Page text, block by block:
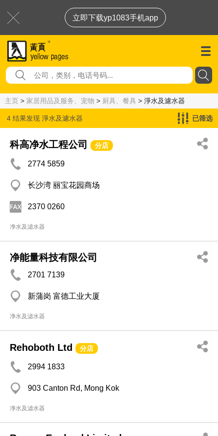
立即下载yp1083手机app
主页 > 家居用品及服务、宠物 > 厨具、餐具 > 淨水及濾水器
4 结果发现 淨水及濾水器 已筛选
科高净水工程公司 分店
2774 5859
长沙湾 丽宝花园商场
2370 0260
净水及滤水器
净能量科技有限公司
2701 7139
新蒲岗 富德工业大厦
净水及滤水器
Rehoboth Ltd 分店
2994 1833
903 Canton Rd, Mong Kok
净水及滤水器